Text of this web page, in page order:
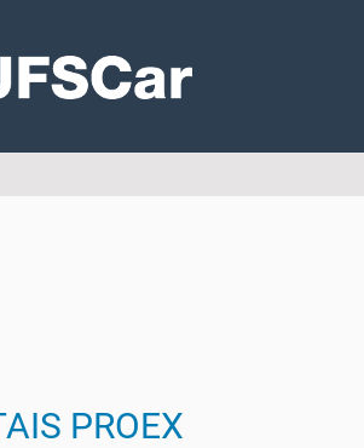
PROEX